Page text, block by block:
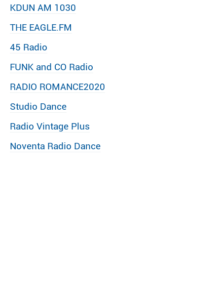
KDUN AM 1030
THE EAGLE.FM
45 Radio
FUNK and CO Radio
RADIO ROMANCE2020
Studio Dance
Radio Vintage Plus
Noventa Radio Dance